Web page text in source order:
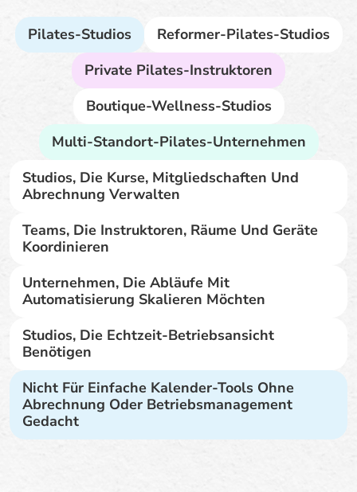
Pilates-Studios
Reformer-Pilates-Studios
Private Pilates-Instruktoren
Boutique-Wellness-Studios
Multi-Standort-Pilates-Unternehmen
Studios, Die Kurse, Mitgliedschaften Und
Abrechnung Verwalten
Teams, Die Instruktoren, Räume Und Geräte
Koordinieren
Unternehmen, Die Abläufe Mit
Automatisierung Skalieren Möchten
Studios, Die Echtzeit-Betriebsansicht
Benötigen
Nicht Für Einfache Kalender-Tools Ohne
Abrechnung Oder Betriebsmanagement
Gedacht